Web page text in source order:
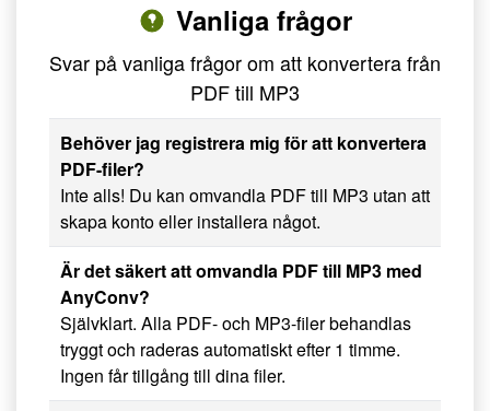
Vanliga frågor
Svar på vanliga frågor om att konvertera från
PDF till MP3
Behöver jag registrera mig för att konvertera
PDF-filer?
Inte alls! Du kan omvandla PDF till MP3 utan att
skapa konto eller installera något.
Är det säkert att omvandla PDF till MP3 med
AnyConv?
Självklart. Alla PDF- och MP3-filer behandlas
tryggt och raderas automatiskt efter 1 timme.
Ingen får tillgång till dina filer.